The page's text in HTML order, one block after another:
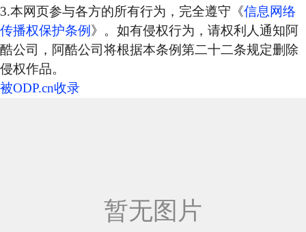
3.本网页参与各方的所有行为，完全遵守《信息网络
传播权保护条例 》。如有侵权行为，请权利人通知阿
酷公司，阿酷公司将根据本条例第二十二条规定删除
侵权作品。
被ODP.cn收录